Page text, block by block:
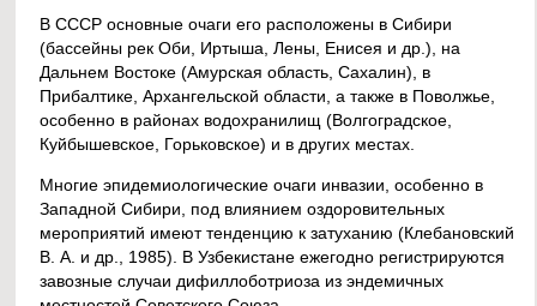
В СССР основные очаги его расположены в Сибири
(бассейны рек Оби, Иртыша, Лены, Енисея и др.), на
Дальнем Востоке (Амурская область, Сахалин), в
Прибалтике, Архангельской области, а также в Поволжье,
особенно в районах водохранилищ (Волгоградское,
Куйбышевское, Горьковское) и в других местах.
Многие эпидемиологические очаги инвазии, особенно в
Западной Сибири, под влиянием оздоровительных
мероприятий имеют тенденцию к затуханию (Клебановский
В. А. и др., 1985). В Узбекистане ежегодно регистрируются
завозные случаи дифиллоботриоза из эндемичных